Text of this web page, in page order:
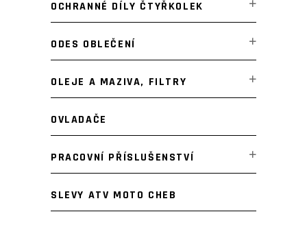
OCHRANNÉ DÍLY ČTYŘKOLEK
ODES OBLEČENÍ
OLEJE A MAZIVA, FILTRY
OVLADAČE
PRACOVNÍ PŘÍSLUŠENSTVÍ
SLEVY ATV MOTO CHEB